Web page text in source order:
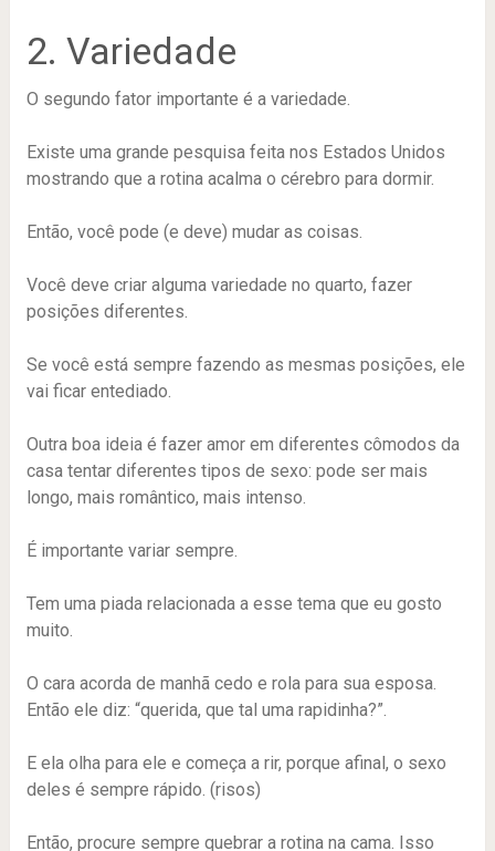
2. Variedade
O segundo fator importante é a variedade.
Existe uma grande pesquisa feita nos Estados Unidos
mostrando que a rotina acalma o cérebro para dormir.
Então, você pode (e deve) mudar as coisas.
Você deve criar alguma variedade no quarto, fazer
posições diferentes.
Se você está sempre fazendo as mesmas posições, ele
vai ficar entediado.
Outra boa ideia é fazer amor em diferentes cômodos da
casa tentar diferentes tipos de sexo: pode ser mais
longo, mais romântico, mais intenso.
É importante variar sempre.
Tem uma piada relacionada a esse tema que eu gosto
muito.
O cara acorda de manhã cedo e rola para sua esposa.
Então ele diz: “querida, que tal uma rapidinha?”.
E ela olha para ele e começa a rir, porque afinal, o sexo
deles é sempre rápido. (risos)
Então, procure sempre quebrar a rotina na cama. Isso